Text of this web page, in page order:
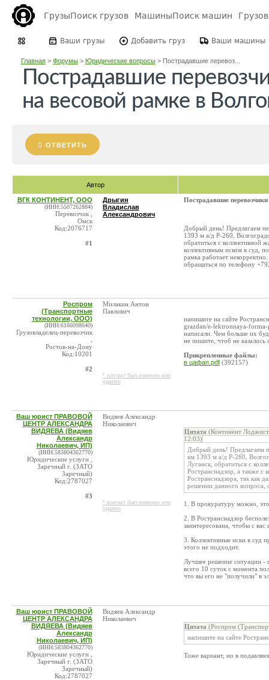
ГрузыПоиск грузов МашиныПоиск машин
Ваши грузы Добавить груз Ваши машины
Главная> Форумы> Юридические вопросы> Пострадавшие перевоз...
Пострадавшие
на весовой рамке в
ОТВЕТИТЬ
Автор
ВГК КОНТИНЕНТ, ООО
(ИНН:5507262884)
Перевозчик ,
Омск
Код:2076717
#1
Дрыгин
Владислав
Александрович
Пострадавшие
Добрый день! Предлагаем
1393 м а/д Р-260,
обратиться с коллективной
коллективным иском в суд,
рамка работает
обращаться по телефону
Роспром
(Транспортные
технологии, ООО)
(ИНН:6166098640)
Грузовладелец-перевозчик
Ростов-на-Дону
Код:10201
#2
Милакин Антон
Павлович
* контакт был изменен или
удален
напишите на сайте
grazdan/e-lektronnaya-
написали. Чем больше их
не пишите, чтоб не казалось
Прикрепленные файлы:
в цафап.pdf (392157)
Ваш юрист ПРАВОВОЙ
ЦЕНТР АЛЕКСАНДРА
ВИДЯЕВА (Видяев
Александр
Николаевич, ИП)
(ИНН:583804362770)
Юридические услуги ,
Заречный г. (ЗАТО
Заречный)
Код:2787027
#3
Видяев Александр
Николаевич
* контакт был изменен или
удален
Цитата (Континент
12:03)
Добрый день! Предлагаем
км 1393 м а/д Р-260,
Луганск, обратиться с
Ространснадзор, а также
Ространснадзора, так как
решении данного вопроса,
1. В прокуратуру можно,
2. В Ространснадзор
заинтересована, чтобы с
3. Коллективные иски в суд
этого не подходит.
Лучшее решение ситуации -
всего 10 суток с момента
что вы его не "получили" в
Ваш юрист ПРАВОВОЙ
ЦЕНТР АЛЕКСАНДРА
ВИДЯЕВА (Видяев
Александр
Николаевич, ИП)
(ИНН:583804362770)
Юридические услуги ,
Заречный г. (ЗАТО
Заречный)
Код:2787027
Видяев Александр
Николаевич
Цитата (Роспром
напишите на сайте
Тоже вариант, но в